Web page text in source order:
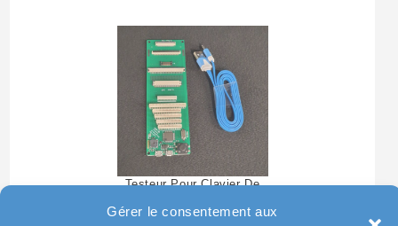
Gérer le consentement aux
Testeur Pour Clavier De